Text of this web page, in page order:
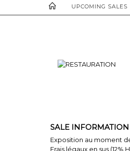
UPCOMING SALES
SALE INFORMATION
Exposition au moment
Frais légaux en sus (12%